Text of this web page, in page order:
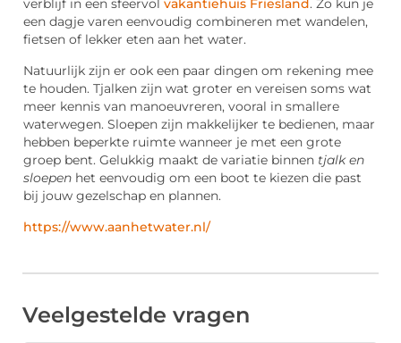
verblijf in een sfeervol vakantiehuis Friesland. Zo kun je
een dagje varen eenvoudig combineren met wandelen,
fietsen of lekker eten aan het water.
Natuurlijk zijn er ook een paar dingen om rekening mee
te houden. Tjalken zijn wat groter en vereisen soms wat
meer kennis van manoeuvreren, vooral in smallere
waterwegen. Sloepen zijn makkelijker te bedienen, maar
hebben beperkte ruimte wanneer je met een grote
groep bent. Gelukkig maakt de variatie binnen tjalk en
sloepen het eenvoudig om een boot te kiezen die past
bij jouw gezelschap en plannen.
https://www.aanhetwater.nl/
Veelgestelde vragen